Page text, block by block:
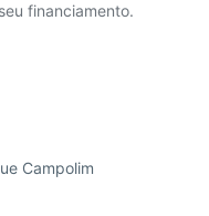
financiamento.
Campolim